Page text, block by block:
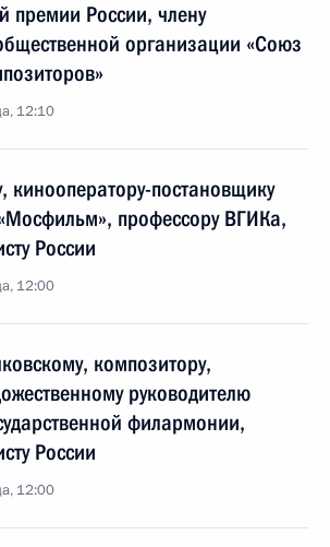
премии России, члену
организации «Союз
12:10
кинооператору-постановщику
профессору ВГИКа,
России
12:00
композитору,
руководителю
филармонии,
России
12:00